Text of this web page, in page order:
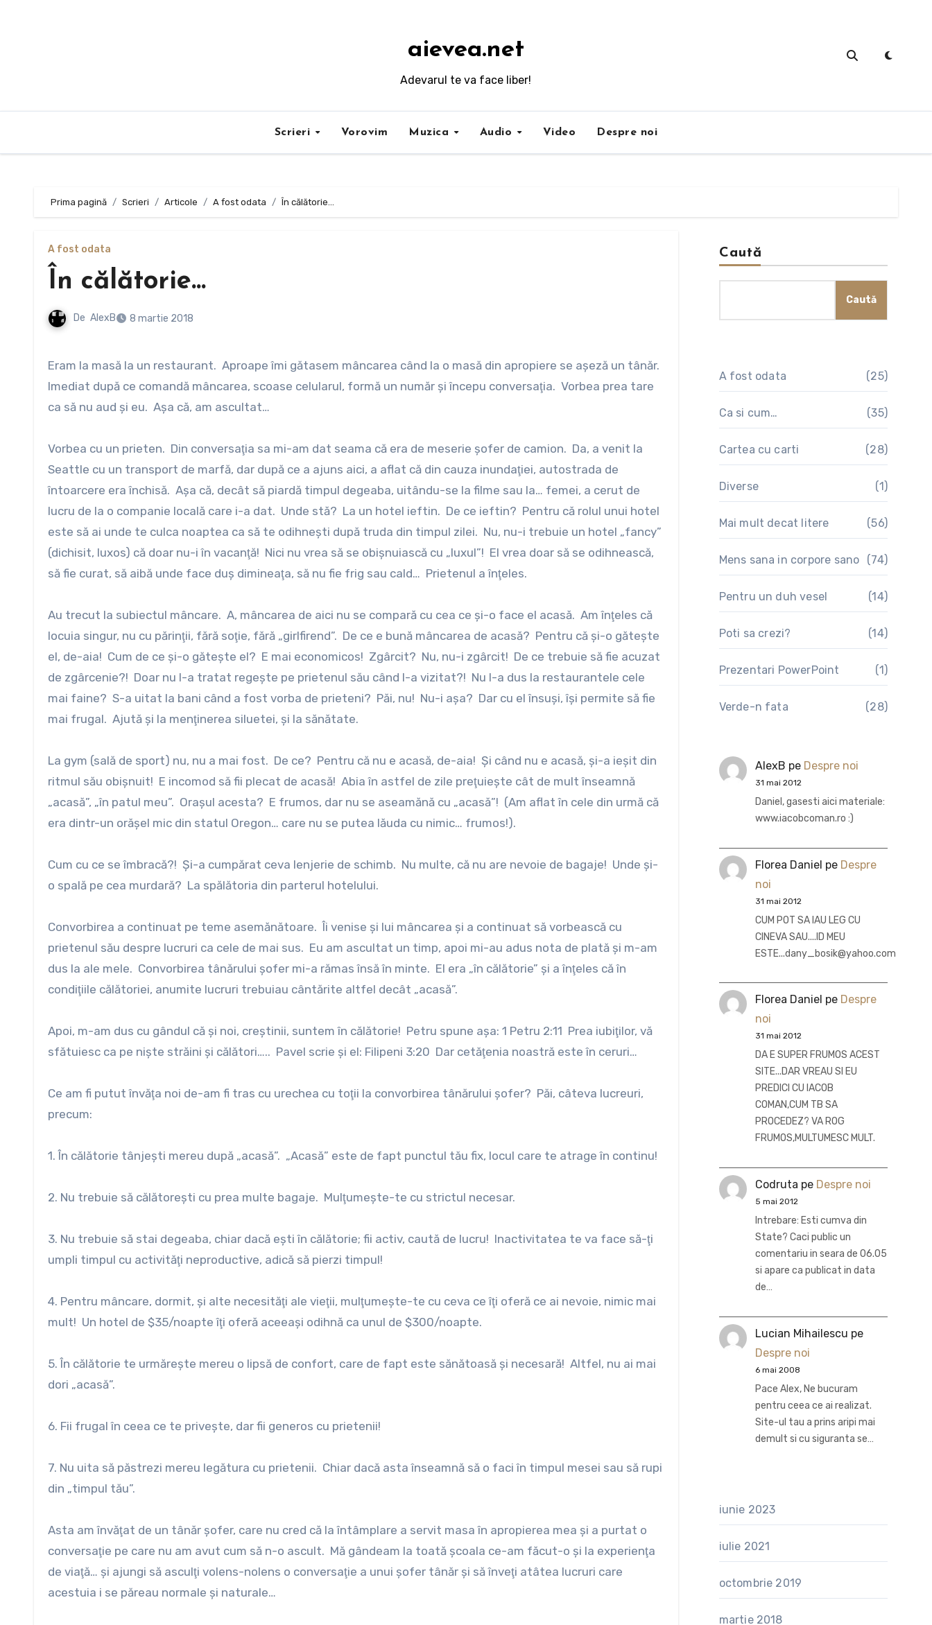
aievea.net
Adevarul te va face liber!
Scrieri Vorovim Muzica Audio Video Despre noi
Prima pagină Scrieri Articole A fost odata În călătorie…
A fost odata
În călătorie…
De AlexB 8 martie 2018
Eram la masă la un restaurant. Aproape îmi gătasem mâncarea când la o masă din apropiere se aşeză un tânăr.
Imediat după ce comandă mâncarea, scoase celularul, formă un număr şi începu conversaţia. Vorbea prea tare
ca să nu aud şi eu. Aşa că, am ascultat…
Vorbea cu un prieten. Din conversaţia sa mi-am dat seama că era de meserie şofer de camion. Da, a venit la
Seattle cu un transport de marfă, dar după ce a ajuns aici, a aflat că din cauza inundaţiei, autostrada de
întoarcere era închisă. Aşa că, decât să piardă timpul degeaba, uitându-se la filme sau la… femei, a cerut de
lucru de la o companie locală care i-a dat. Unde stă? La un hotel ieftin. De ce ieftin? Pentru că rolul unui hotel
este să ai unde te culca noaptea ca să te odihneşti după truda din timpul zilei. Nu, nu-i trebuie un hotel „fancy”
(dichisit, luxos) că doar nu-i în vacanţă! Nici nu vrea să se obişnuiască cu „luxul”! El vrea doar să se odihnească,
să fie curat, să aibă unde face duş dimineaţa, să nu fie frig sau cald… Prietenul a înţeles.
Au trecut la subiectul mâncare. A, mâncarea de aici nu se compară cu cea ce şi-o face el acasă. Am înţeles că
locuia singur, nu cu părinţii, fără soţie, fără „girlfirend”. De ce e bună mâncarea de acasă? Pentru că şi-o găteşte
el, de-aia! Cum de ce şi-o găteşte el? E mai economicos! Zgârcit? Nu, nu-i zgârcit! De ce trebuie să fie acuzat
de zgârcenie?! Doar nu l-a tratat regeşte pe prietenul său când l-a vizitat?! Nu l-a dus la restaurantele cele
mai faine? S-a uitat la bani când a fost vorba de prieteni? Păi, nu! Nu-i aşa? Dar cu el însuşi, îşi permite să fie
mai frugal. Ajută şi la menţinerea siluetei, şi la sănătate.
La gym (sală de sport) nu, nu a mai fost. De ce? Pentru că nu e acasă, de-aia! Şi când nu e acasă, şi-a ieşit din
ritmul său obişnuit! E incomod să fii plecat de acasă! Abia în astfel de zile preţuieşte cât de mult înseamnă
„acasă”, „în patul meu”. Oraşul acesta? E frumos, dar nu se aseamănă cu „acasă”! (Am aflat în cele din urmă că
era dintr-un orăşel mic din statul Oregon… care nu se putea lăuda cu nimic… frumos!).
Cum cu ce se îmbracă?! Şi-a cumpărat ceva lenjerie de schimb. Nu multe, că nu are nevoie de bagaje! Unde şi-
o spală pe cea murdară? La spălătoria din parterul hotelului.
Convorbirea a continuat pe teme asemănătoare. Îi venise şi lui mâncarea şi a continuat să vorbească cu
prietenul său despre lucruri ca cele de mai sus. Eu am ascultat un timp, apoi mi-au adus nota de plată şi m-am
dus la ale mele. Convorbirea tânărului şofer mi-a rămas însă în minte. El era „în călătorie” şi a înţeles că în
condiţiile călătoriei, anumite lucruri trebuiau cântărite altfel decât „acasă”.
Apoi, m-am dus cu gândul că şi noi, creştinii, suntem în călătorie! Petru spune aşa: 1 Petru 2:11 Prea iubiţilor, vă
sfătuiesc ca pe nişte străini şi călători….. Pavel scrie şi el: Filipeni 3:20 Dar cetăţenia noastră este în ceruri…
Ce am fi putut învăţa noi de-am fi tras cu urechea cu toţii la convorbirea tânărului şofer? Păi, câteva lucreuri,
precum:
1. În călătorie tânjeşti mereu după „acasă”. „Acasă” este de fapt punctul tău fix, locul care te atrage în continu!
2. Nu trebuie să călătoreşti cu prea multe bagaje. Mulţumeşte-te cu strictul necesar.
3. Nu trebuie să stai degeaba, chiar dacă eşti în călătorie; fii activ, caută de lucru! Inactivitatea te va face să-ţi
umpli timpul cu activităţi neproductive, adică să pierzi timpul!
4. Pentru mâncare, dormit, şi alte necesităţi ale vieţii, mulţumeşte-te cu ceva ce îţi oferă ce ai nevoie, nimic mai
mult! Un hotel de $35/noapte îţi oferă aceeaşi odihnă ca unul de $300/noapte.
5. În călătorie te urmăreşte mereu o lipsă de confort, care de fapt este sănătoasă şi necesară! Altfel, nu ai mai
dori „acasă”.
6. Fii frugal în ceea ce te priveşte, dar fii generos cu prietenii!
7. Nu uita să păstrezi mereu legătura cu prietenii. Chiar dacă asta înseamnă să o faci în timpul mesei sau să rupi
din „timpul tău”.
Asta am învăţat de un tânăr şofer, care nu cred că la întâmplare a servit masa în apropierea mea şi a purtat o
conversaţie pe care nu am avut cum să n-o ascult. Mă gândeam la toată şcoala ce-am făcut-o şi la experienţa
de viaţă… şi ajungi să asculţi volens-nolens o conversaţie a unui şofer tânăr şi să înveţi atâtea lucruri care
acestuia i se păreau normale şi naturale…
Caută
Caută
A fost odata (25)
Ca si cum… (35)
Cartea cu carti (28)
Diverse (1)
Mai mult decat litere (56)
Mens sana in corpore sano (74)
Pentru un duh vesel (14)
Poti sa crezi? (14)
Prezentari PowerPoint (1)
Verde-n fata (28)
AlexB pe Despre noi
31 mai 2012
Daniel, gasesti aici materiale:
www.iacobcoman.ro :)
Florea Daniel pe Despre
noi
31 mai 2012
CUM POT SA IAU LEG CU
CINEVA SAU....ID MEU
ESTE...dany_bosik@yahoo.com
Florea Daniel pe Despre
noi
31 mai 2012
DA E SUPER FRUMOS ACEST
SITE...DAR VREAU SI EU
PREDICI CU IACOB
COMAN,CUM TB SA
PROCEDEZ? VA ROG
FRUMOS,MULTUMESC MULT.
Codruta pe Despre noi
5 mai 2012
Intrebare: Esti cumva din
State? Caci public un
comentariu in seara de 06.05
si apare ca publicat in data
de…
Lucian Mihailescu pe
Despre noi
6 mai 2008
Pace Alex, Ne bucuram
pentru ceea ce ai realizat.
Site-ul tau a prins aripi mai
demult si cu siguranta se…
iunie 2023
iulie 2021
octombrie 2019
martie 2018